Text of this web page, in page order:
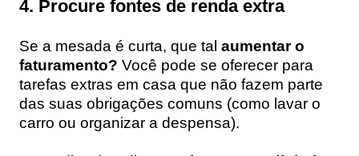
4. Procure fontes de renda extra
Se a mesada é curta, que tal aumentar o
faturamento? Você pode se oferecer para
tarefas extras em casa que não fazem parte
das suas obrigações comuns (como lavar o
carro ou organizar a despensa).